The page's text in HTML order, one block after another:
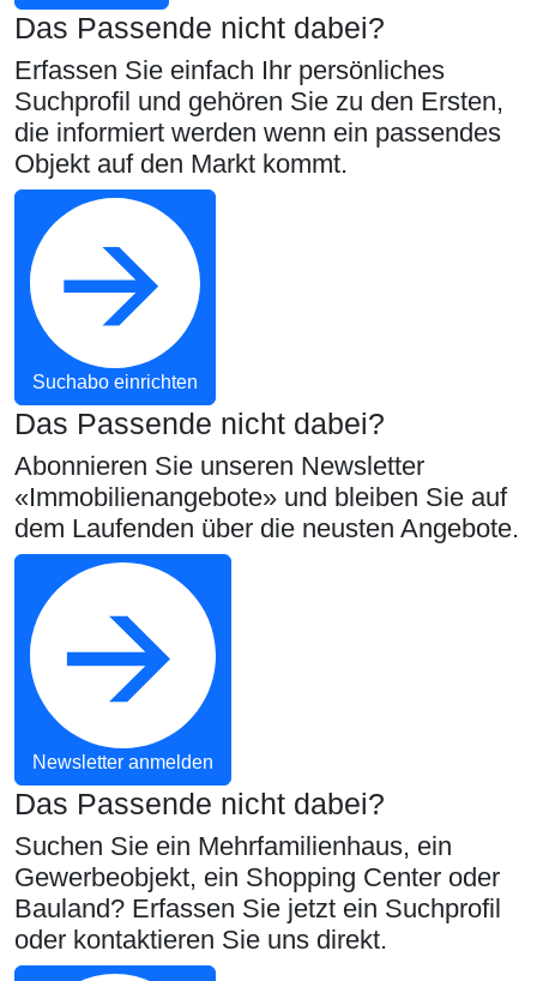
Das Passende nicht dabei?
Erfassen Sie einfach Ihr persönliches
Suchprofil und gehören Sie zu den Ersten,
die informiert werden wenn ein passendes
Objekt auf den Markt kommt.
Suchabo einrichten
Das Passende nicht dabei?
Abonnieren Sie unseren Newsletter
«Immobilienangebote» und bleiben Sie auf
dem Laufenden über die neusten Angebote.
Newsletter anmelden
Das Passende nicht dabei?
Suchen Sie ein Mehrfamilienhaus, ein
Gewerbeobjekt, ein Shopping Center oder
Bauland? Erfassen Sie jetzt ein Suchprofil
oder kontaktieren Sie uns direkt.